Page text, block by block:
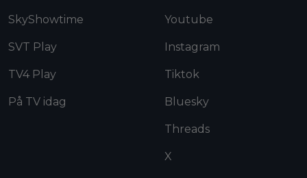
SkyShowtime
SVT Play
TV4 Play
På TV idag
Youtube
Instagram
Tiktok
Bluesky
Threads
X